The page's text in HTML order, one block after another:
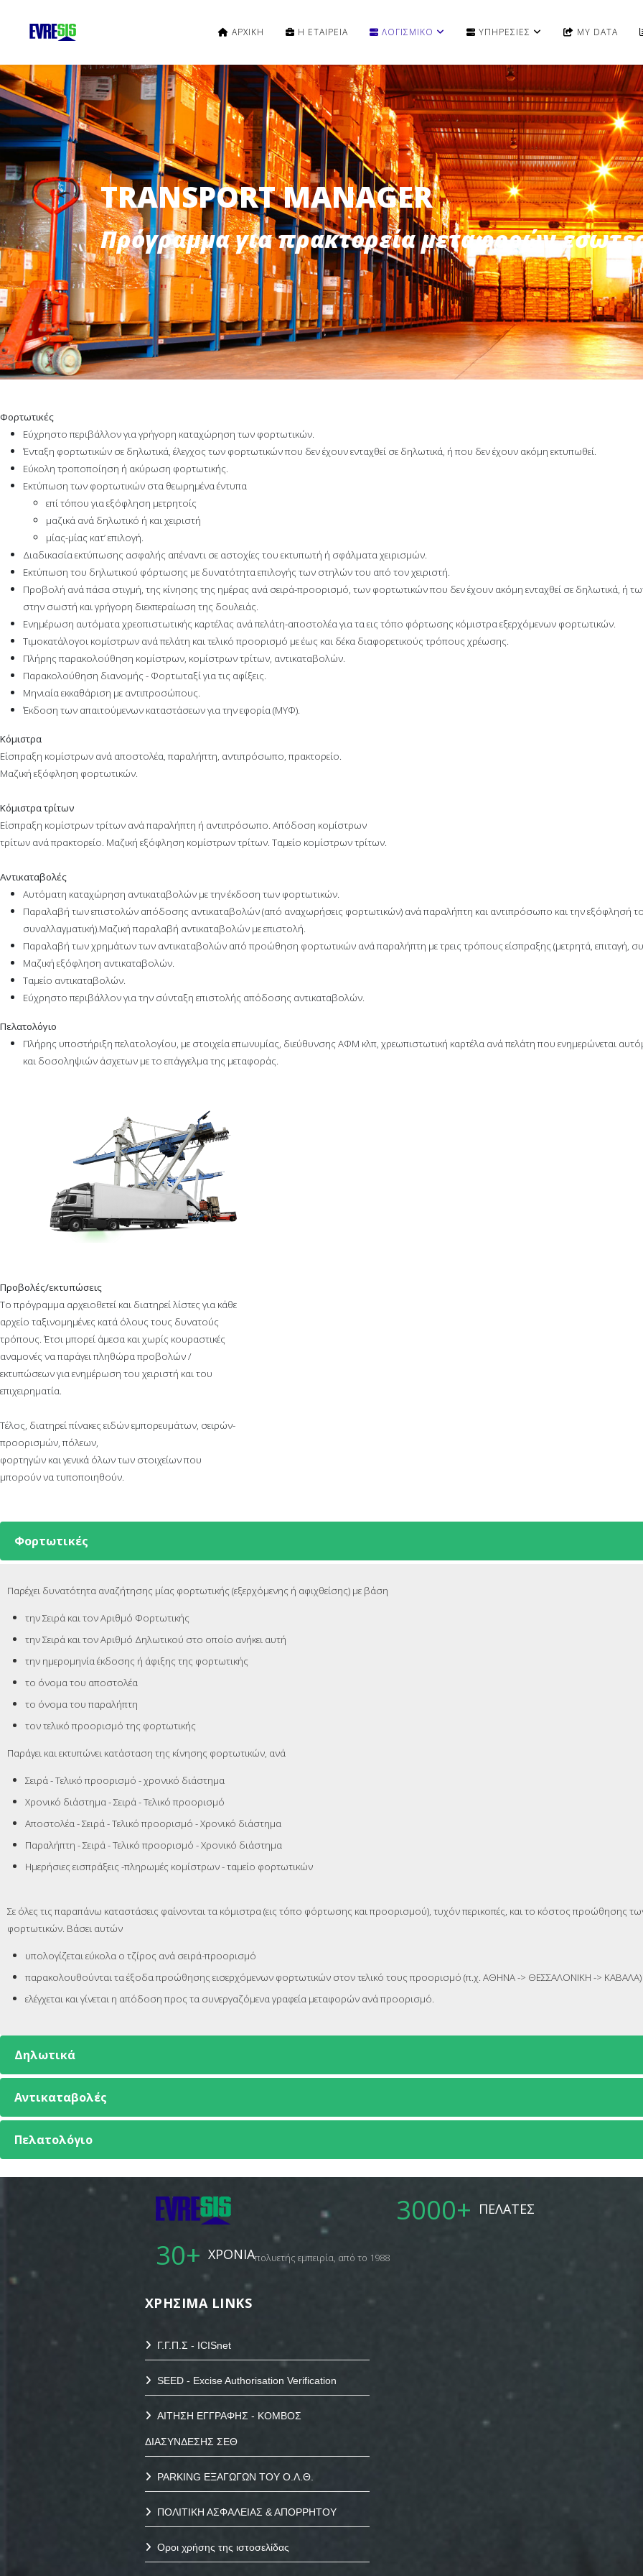
ΑΡΧΙΚΗ Η ΕΤΑΙΡΕΙΑ ΛΟΓΙΣΜΙΚΟ ΥΠΗΡΕΣΙΕΣ MY DATA
TRANSPORT MANAGER
Πρόγραμμα για πρακτορεία μεταφορών
Φορτωτικές
Εύχρηστο περιβάλλον για γρήγορη καταχώρηση των φορτωτικών.
Ένταξη φορτωτικών σε δηλωτικά, έλεγχος των φορτωτικών που δεν έχουν ενταχθεί σε δηλωτικά, ή που δεν έχουν ακόμη εκτυπωθεί.
Εύκολη τροποποίηση ή ακύρωση φορτωτικής.
Εκτύπωση των φορτωτικών στα θεωρημένα έντυπα
επί τόπου για εξόφληση μετρητοίς
μαζικά ανά δηλωτικό ή και χειριστή
μίας-μίας κατ’ επιλογή.
Διαδικασία εκτύπωσης ασφαλής απέναντι σε αστοχίες του εκτυπωτή ή σφάλματα χειρισμών.
Εκτύπωση του δηλωτικού φόρτωσης με δυνατότητα επιλογής των στηλών του από τον χειριστή.
Προβολή ανά πάσα στιγμή, της κίνησης της ημέρας ανά σειρά-προορισμό, των φορτωτικών που δεν έχουν ακόμη ενταχθεί σε δηλωτικά, ή
στην σωστή και γρήγορη διεκπεραίωση της δουλειάς.
Ενημέρωση αυτόματα χρεοπιστωτικής καρτέλας ανά πελάτη-αποστολέα για τα εις τόπο φόρτωσης κόμιστρα εξερχόμενων φορτωτικών.
Τιμοκατάλογοι κομίστρων ανά πελάτη και τελικό προορισμό με έως και δέκα διαφορετικούς τρόπους χρέωσης.
Πλήρης παρακολούθηση κομίστρων, κομίστρων τρίτων, αντικαταβολών.
Παρακολούθηση διανομής - Φορτωταξί για τις αφίξεις.
Μηνιαία εκκαθάριση με αντιπροσώπους.
Έκδοση των απαιτούμενων καταστάσεων για την εφορία (ΜΥΦ).
Κόμιστρα
Είσπραξη κομίστρων ανά αποστολέα, παραλήπτη, αντιπρόσωπο, πρακτορείο.
Μαζική εξόφληση φορτωτικών.
Κόμιστρα τρίτων
Είσπραξη κομίστρων τρίτων ανά παραλήπτη ή αντιπρόσωπο. Απόδοση κομίστρων
τρίτων ανά πρακτορείο. Μαζική εξόφληση κομίστρων τρίτων. Ταμείο κομίστρων τρίτων.
Αντικαταβολές
Αυτόματη καταχώρηση αντικαταβολών με την έκδοση των φορτωτικών.
Παραλαβή των επιστολών απόδοσης αντικαταβολών (από αναχωρήσεις φορτωτικών) ανά παραλήπτη και αντιπρόσωπο και την εξόφλησή
συναλλαγματική).Μαζική παραλαβή αντικαταβολών με επιστολή.
Παραλαβή των χρημάτων των αντικαταβολών από προώθηση φορτωτικών ανά παραλήπτη με τρεις τρόπους είσπραξης (μετρητά, επιταγή,
Μαζική εξόφληση αντικαταβολών.
Ταμείο αντικαταβολών.
Εύχρηστο περιβάλλον για την σύνταξη επιστολής απόδοσης αντικαταβολών.
Πελατολόγιο
Πλήρης υποστήριξη πελατολογίου, με στοιχεία επωνυμίας, διεύθυνσης ΑΦΜ κλπ, χρεωπιστωτική καρτέλα ανά πελάτη που ενημερώνεται
και δοσοληψιών άσχετων με το επάγγελμα της μεταφοράς.
Προβολές/εκτυπώσεις
Το πρόγραμμα αρχειοθετεί και διατηρεί λίστες για κάθε
αρχείο ταξινομημένες κατά όλους τους δυνατούς
τρόπους. Έτσι μπορεί άμεσα και χωρίς κουραστικές
αναμονές να παράγει πληθώρα προβολών /
εκτυπώσεων για ενημέρωση του χειριστή και του
επιχειρηματία.
Τέλος, διατηρεί πίνακες ειδών εμπορευμάτων, σειρών-
προορισμών, πόλεων,
φορτηγών και γενικά όλων των στοιχείων που
μπορούν να τυποποιηθούν.
Φορτωτικές
Παρέχει δυνατότητα αναζήτησης μίας φορτωτικής (εξερχόμενης ή αφιχθείσης) με βάση
την Σειρά και τον Αριθμό Φορτωτικής
την Σειρά και τον Αριθμό Δηλωτικού στο οποίο ανήκει αυτή
την ημερομηνία έκδοσης ή άφιξης της φορτωτικής
το όνομα του αποστολέα
το όνομα του παραλήπτη
τον τελικό προορισμό της φορτωτικής
Παράγει και εκτυπώνει κατάσταση της κίνησης φορτωτικών, ανά
Σειρά - Τελικό προορισμό - χρονικό διάστημα
Χρονικό διάστημα - Σειρά - Τελικό προορισμό
Αποστολέα - Σειρά - Τελικό προορισμό - Χρονικό διάστημα
Παραλήπτη - Σειρά - Τελικό προορισμό - Χρονικό διάστημα
Ημερήσιες εισπράξεις -πληρωμές κομίστρων - ταμείο φορτωτικών
Σε όλες τις παραπάνω καταστάσεις φαίνονται τα κόμιστρα (εις τόπο φόρτωσης και προορισμού), τυχόν περικοπές, και το κόστος προώθησης
φορτωτικών. Βάσει αυτών
υπολογίζεται εύκολα ο τζίρος ανά σειρά-προορισμό
παρακολουθούνται τα έξοδα προώθησης εισερχόμενων φορτωτικών στον τελικό τους προορισμό (π.χ. ΑΘΗΝΑ -> ΘΕΣΣΑΛΟΝΙΚΗ -> ΚΑΒΑΛΑ)
ελέγχεται και γίνεται η απόδοση προς τα συνεργαζόμενα γραφεία μεταφορών ανά προορισμό.
Δηλωτικά
Αντικαταβολές
Πελατολόγιο
3000+ ΠΕΛΑΤΕΣ
30+ ΧΡΟΝΙΑπολυετής εμπειρία, από το 1988
ΧΡΗΣΙΜΑ LINKS
Γ.Γ.Π.Σ - ICISnet
SEED - Excise Authorisation Verification
ΑΙΤΗΣΗ ΕΓΓΡΑΦΗΣ - ΚΟΜΒΟΣ
ΔΙΑΣΥΝΔΕΣΗΣ ΣΕΘ
PARKING ΕΞΑΓΩΓΩΝ ΤΟΥ Ο.Λ.Θ.
ΠΟΛΙΤΙΚΗ ΑΣΦΑΛΕΙΑΣ & ΑΠΟΡΡΗΤΟΥ
Οροι χρήσης της ιστοσελίδας